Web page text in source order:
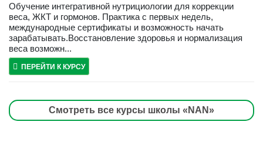
Обучение интегративной нутрициологии для коррекции
веса, ЖКТ и гормонов. Практика с первых недель,
международные сертификаты и возможность начать
зарабатывать.Восстановление здоровья и нормализация
веса возможн...
ПЕРЕЙТИ К КУРСУ
Смотреть все курсы школы «NAN»